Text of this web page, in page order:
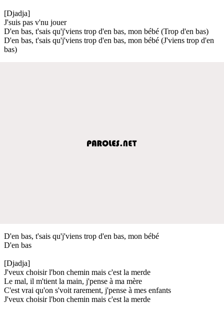
[Djadja]
J'suis pas v'nu jouer
D'en bas, t'sais qu'j'viens trop d'en bas, mon bébé (Trop d'en bas)
D'en bas, t'sais qu'j'viens trop d'en bas, mon bébé (J'viens trop d'en
bas)
D'en bas, t'sais qu'j'viens trop d'en bas, mon bébé
D'en bas
[Djadja]
J'veux choisir l'bon chemin mais c'est la merde
Le mal, il m'tient la main, j'pense à ma mère
C'est vrai qu'on s'voit rarement, j'pense à mes enfants
J'veux choisir l'bon chemin mais c'est la merde